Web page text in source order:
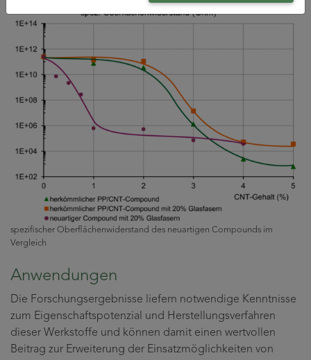
spezifischer Oberflächenwiderstand des neuartigen Compounds im
Vergleich
Anwendungen
Die Forschungsergebnisse liefern notwendige Kenntnisse
zum Eigenschaftspotenzial und Herstellungsverfahren
dieser Werkstoffe und können damit einen wertvollen
Beitrag zur Erweiterung der Einsatzmöglichkeiten von